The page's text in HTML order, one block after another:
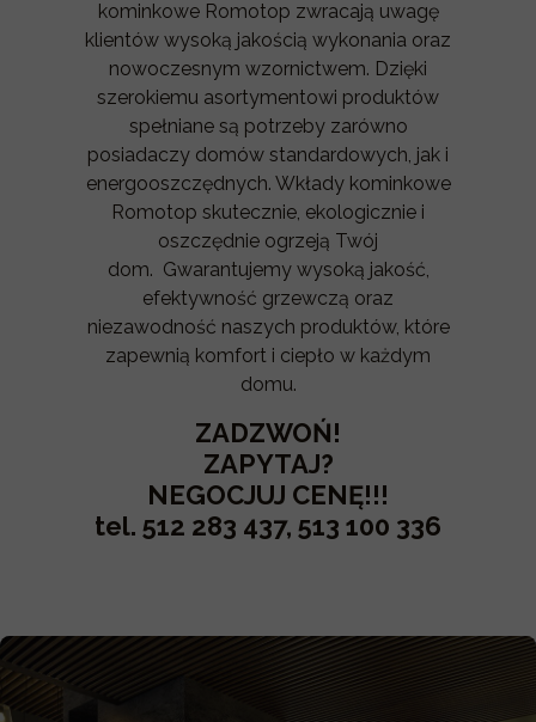
kominkowe Romotop zwracają uwagę
klientów wysoką jakością wykonania oraz
nowoczesnym wzornictwem. Dzięki
szerokiemu asortymentowi produktów
spełniane są potrzeby zarówno
posiadaczy domów standardowych, jak i
energooszczędnych. Wkłady kominkowe
Romotop skutecznie, ekologicznie i
oszczędnie ogrzeją Twój
dom. Gwarantujemy wysoką jakość,
efektywność grzewczą oraz
niezawodność naszych produktów, które
zapewnią komfort i ciepło w każdym
domu.
ZADZWOŃ!
ZAPYTAJ?
NEGOCJUJ CENĘ!!!
tel. 512 283 437, 513 100 336